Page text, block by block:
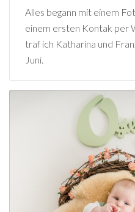
Alles begann mit einem
einem ersten Kontak per
traf ich Katharina und
Juni.